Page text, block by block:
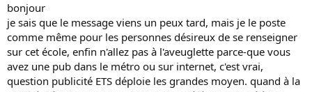
bonjour
je sais que le message viens un peux tard, mais je le poste
comme même pour les personnes désireux de se renseigner
sur cet école, enfin n'allez pas à l'aveuglette parce-que vous
avez une pub dans le métro ou sur internet, c'est vrai,
question publicité ETS déploie les grandes moyen. quand à la